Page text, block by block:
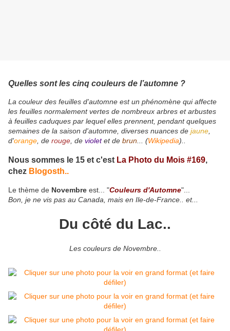
Quelles sont les cinq couleurs de l’automne ?
La couleur des feuilles d'automne est un phénomène qui affecte
les feuilles normalement vertes de nombreux arbres et arbustes
à feuilles caduques par lequel elles prennent, pendant quelques
semaines de la saison d'automne, diverses nuances de jaune
d'orange , de rouge , de violetet de brun ... (Wikipedia)..
Nous sommes le 15 et c'est La Photo du Mois #169,
chez Blogosth..
Le thème de Novembre est... "Couleurs d'Automne"...
Bon, je ne vis pas au Canada, mais en Ile-de-France.. et...
Du côté du Lac..
Les couleurs de Novembre..